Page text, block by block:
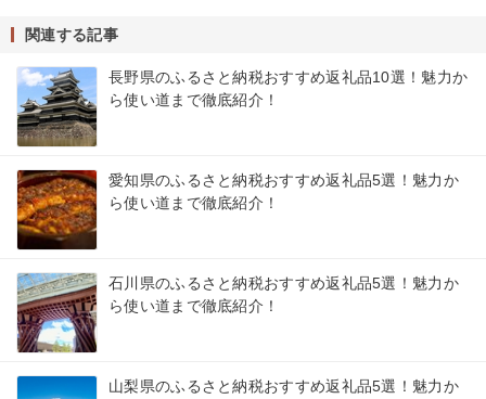
関連する記事
長野県のふるさと納税おすすめ返礼品10選！魅力か
ら使い道まで徹底紹介！
愛知県のふるさと納税おすすめ返礼品5選！魅力か
ら使い道まで徹底紹介！
石川県のふるさと納税おすすめ返礼品5選！魅力か
ら使い道まで徹底紹介！
山梨県のふるさと納税おすすめ返礼品5選！魅力か